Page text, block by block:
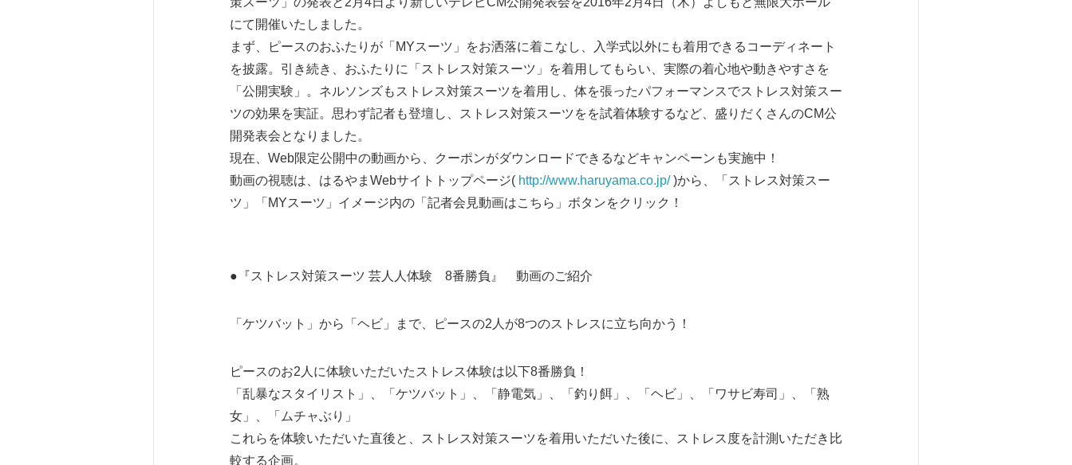
にて開催いたしました。
まず、ピースのおふたりが「MYスーツ」をお洒落に着こなし、入学式以外にも着用できるコーディネート
を披露。引き続き、おふたりに「ストレス対策スーツ」を着用してもらい、実際の着心地や動きやすさを
「公開実験」。ネルソンズもストレス対策スーツを着用し、体を張ったパフォーマンスでストレス対策スー
ツの効果を実証。思わず記者も登壇し、ストレス対策スーツをを試着体験するなど、盛りだくさんのCM公
開発表会となりました。
現在、Web限定公開中の動画から、クーポンがダウンロードできるなどキャンペーンも実施中！
動画の視聴は、はるやまWebサイトトップページ( http://www.haruyama.co.jp/)から、「ストレス対策スー
ツ」「MYスーツ」イメージ内の「記者会見動画はこちら」ボタンをクリック！
●『ストレス対策スーツ 芸人人体験 8番勝負』 動画のご紹介
「ケツバット」から「ヘビ」まで、ピースの2人が8つのストレスに立ち向かう！
ピースのお2人に体験いただいたストレス体験は以下8番勝負！
「乱暴なスタイリスト」、「ケツバット」、「静電気」、「釣り餌」、「ヘビ」、「ワサビ寿司」、「熟
女」、「ムチャぶり」
これらを体験いただいた直後と、ストレス対策スーツを着用いただいた後に、ストレス度を計測いただき比
較する企画。